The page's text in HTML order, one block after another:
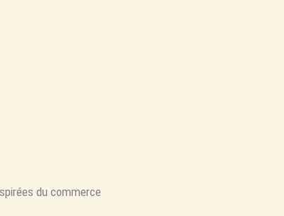
du commerce